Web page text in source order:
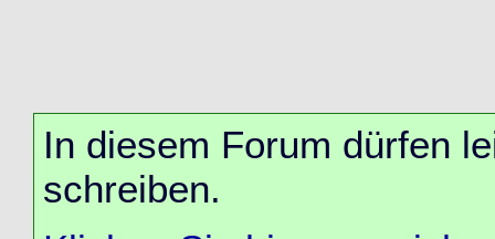
In diesem Forum dürfen
schreiben.